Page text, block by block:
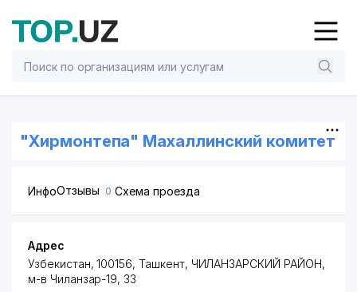
"Хирмонтепа" Махаллинский комитет
ИнфоОтзывы 0 Схема проезда
Адрес
Узбекистан, 100156, Ташкент, ЧИЛАНЗАРСКИЙ РАЙОН,
м-в Чиланзар-19, 33